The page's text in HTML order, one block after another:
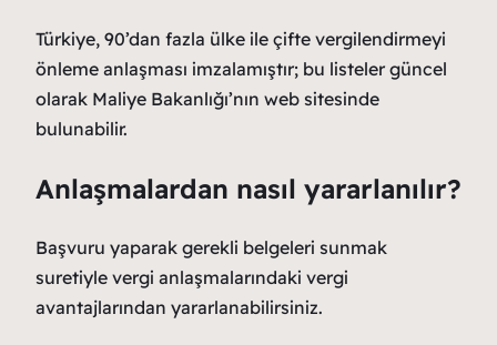
Türkiye, 90’dan fazla ülke ile çifte vergilendirmeyi
önleme anlaşması imzalamıştır; bu listeler güncel
olarak Maliye Bakanlığı’nın web sitesinde
bulunabilir.
Anlaşmalardan nasıl yararlanılır?
Başvuru yaparak gerekli belgeleri sunmak
suretiyle vergi anlaşmalarındaki vergi
avantajlarından yararlanabilirsiniz.